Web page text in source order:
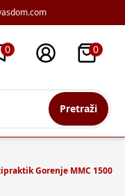
0 0
Pretraži
Gorenje MMC 1500